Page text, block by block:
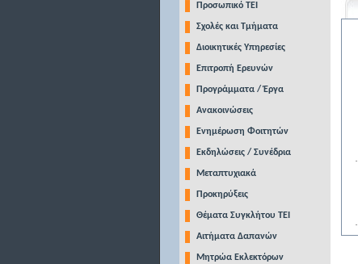
Προσωπικό ΤΕΙ
Σχολές και Τμήματα
Διοικητικές Υπηρεσίες
Επιτροπή Ερευνών
Προγράμματα / Έργα
Ανακοινώσεις
Ενημέρωση Φοιτητών
Εκδηλώσεις / Συνέδρια
Μεταπτυχιακά
Προκηρύξεις
Θέματα Συγκλήτου ΤΕΙ
Αιτήματα Δαπανών
Μητρώα Εκλεκτόρων